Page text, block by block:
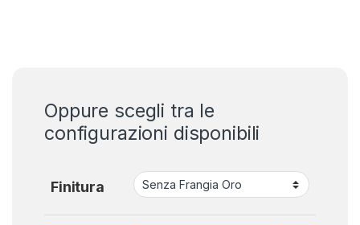
Oppure scegli tra le
configurazioni disponibili
Finitura